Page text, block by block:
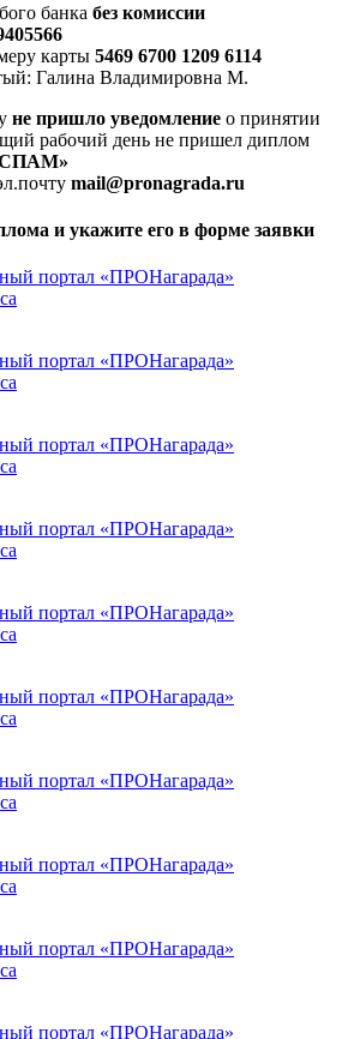
банка без комиссии
карты 5469 6700 1209 6114
Галина Владимировна М.
не пришло уведомление о принятии
рабочий день не пришел диплом
mail@pronagrada.ru
и укажите его в форме заявки